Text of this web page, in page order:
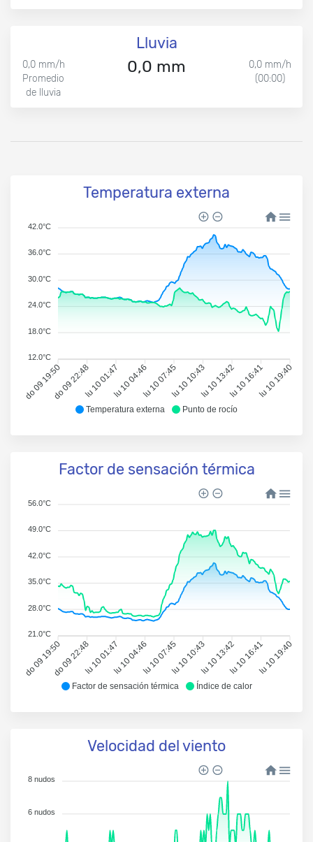
Lluvia
0,0 mm/h
Promedio
de lluvia
0,0 mm
0,0 mm/h
(00:00)
Temperatura externa
Temperatura externa Punto de rocío
do 09 19:50do 09 22:48lu 10 01:47lu 10 04:46lu 10 07:45lu 10 10:43lu 10 13:42lu 10 16:41lu 10 19:40
42.0°C
36.0°C
30.0°C
24.0°C
18.0°C
12.0°C
Factor de sensación térmica
Factor de sensación térmica Índice de calor
do 09 19:50do 09 22:48lu 10 01:47lu 10 04:46lu 10 07:45lu 10 10:43lu 10 13:42lu 10 16:41lu 10 19:40
56.0°C
49.0°C
42.0°C
35.0°C
28.0°C
21.0°C
Velocidad del viento
8 nudos
6 nudos